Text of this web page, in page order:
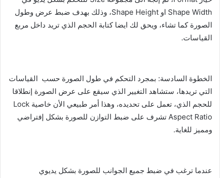
Shape Width او Shape Height، وذلك بهدف ضبط عرض وطول
الصورة كما تشاء، ويحق لك ايضا كتابة الحجم الذي تريد داخل مربع
القياسات.
الخطوة السادسة: بمجرد التحكم في طول الصورة حسب القياسات
التي تريدها، ستشاهد التغيير الذي سيقع على عرض الصورة إنطلاقا
للحجم الذي، تعمل على تحديده، وهذا أمر طبيعي الأن خاصية Lock
Aspect Ratio تشرف على ضبط التوازن للصورة بشكل إفتراضي
ومميز للغاية.
عندما ترغب في ضبط جميع الجوانب للصورة بشكل يديوي